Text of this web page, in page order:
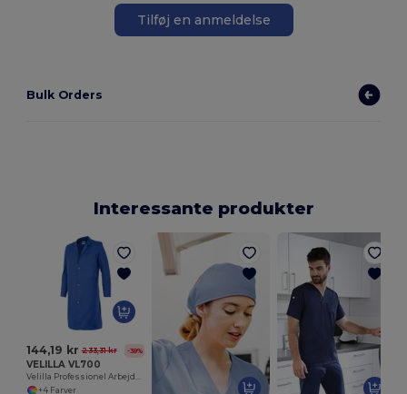
Tilføj en anmeldelse
Bulk Orders
Interessante produkter
144,19 kr 233,31 kr -38%
VELILLA VL700
Velilla Professionel Arbejdsbluse Unisex
+4 Farver